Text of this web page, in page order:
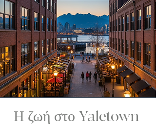
Η ζωή στο Yaletown